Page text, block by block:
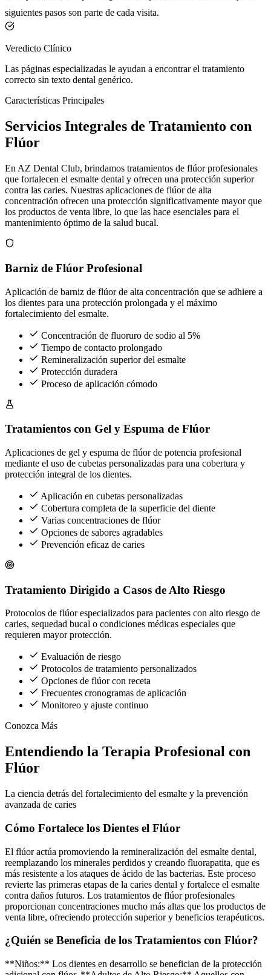
siguientes pasos son parte de cada visita.
Veredicto Clínico
Las páginas especializadas le ayudan a encontrar el tratamiento
correcto sin texto dental genérico.
Características Principales
Servicios Integrales de Tratamiento con
Flúor
En AZ Dental Club, brindamos tratamientos de flúor profesionales
que fortalecen el esmalte dental y ofrecen una protección superior
contra las caries. Nuestras aplicaciones de flúor de alta
concentración ofrecen una protección significativamente mayor que
los productos de venta libre, lo que las hace esenciales para el
mantenimiento óptimo de la salud bucal.
Barniz de Flúor Profesional
Aplicación de barniz de flúor de alta concentración que se adhiere a
los dientes para una protección prolongada y el máximo
fortalecimiento del esmalte.
Concentración de fluoruro de sodio al 5%
Tiempo de contacto prolongado
Remineralización superior del esmalte
Protección duradera
Proceso de aplicación cómodo
Tratamientos con Gel y Espuma de Flúor
Aplicaciones de gel y espuma de flúor de potencia profesional
mediante el uso de cubetas personalizadas para una cobertura y
protección integral de los dientes.
Aplicación en cubetas personalizadas
Cobertura completa de la superficie del diente
Varias concentraciones de flúor
Opciones de sabores agradables
Prevención eficaz de caries
Tratamiento Dirigido a Casos de Alto Riesgo
Protocolos de flúor especializados para pacientes con alto riesgo de
caries, sequedad bucal o condiciones médicas especiales que
requieren mayor protección.
Evaluación de riesgo
Protocolos de tratamiento personalizados
Opciones de flúor con receta
Frecuentes cronogramas de aplicación
Monitoreo y ajuste continuo
Conozca Más
Entendiendo la Terapia Profesional con
Flúor
La ciencia detrás del fortalecimiento del esmalte y la prevención
avanzada de caries
Cómo Fortalece los Dientes el Flúor
El flúor actúa promoviendo la remineralización del esmalte dental,
reemplazando los minerales perdidos y creando fluorapatita, que es
más resistente a los ataques de ácido de las bacterias. Este proceso
revierte las primeras etapas de la caries dental y fortalece el esmalte
contra daños futuros. Los tratamientos de flúor profesionales
proporcionan concentraciones mucho más altas que los productos de
venta libre, ofreciendo protección superior y beneficios terapéuticos.
¿Quién se Beneficia de los Tratamientos con Flúor?
**Niños:** Los dientes en desarrollo se benefician de la protección